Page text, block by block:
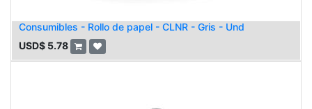
Consumibles - Rollo de papel - CLNR - Gris - Und
USD$ 5.78